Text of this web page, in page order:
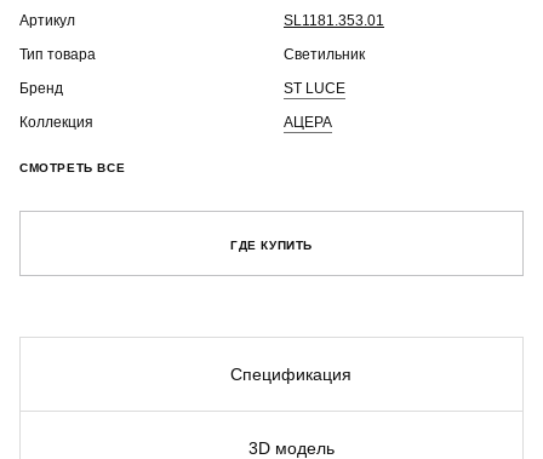
Артикул
SL1181.353.01
Тип товара
Светильник
Бренд
ST LUCE
Коллекция
АЦЕРА
СМОТРЕТЬ ВСЕ
ГДЕ КУПИТЬ
Спецификация
3D модель